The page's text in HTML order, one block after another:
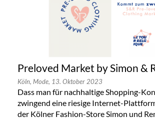
Preloved Market by Simon &
Köln, Mode, 13. Oktober 2023
Dass man für nachhaltige Shopping-
zwingend eine riesige Internet-
der Kölner Fashion-Store Simon und